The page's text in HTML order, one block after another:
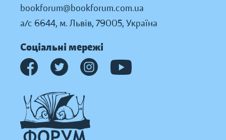
bookforum@bookforum.com.ua
а/с 6644, м. Львів, 79005, Україна
Соціальні мережі